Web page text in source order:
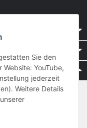
Sie den
YouTube,
jederzeit
Weitere Details